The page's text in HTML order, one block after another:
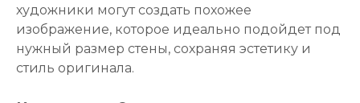
художники могут создать похожее
изображение, которое идеально подойдет под
нужный размер стены, сохраняя эстетику и
стиль оригинала.